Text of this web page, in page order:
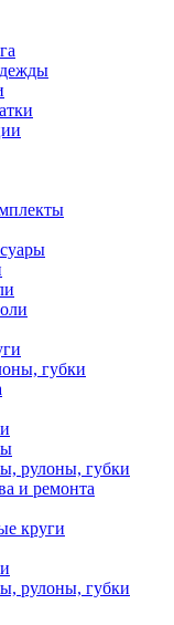
губки
рулоны, губки
и ремонта
круги
рулоны, губки